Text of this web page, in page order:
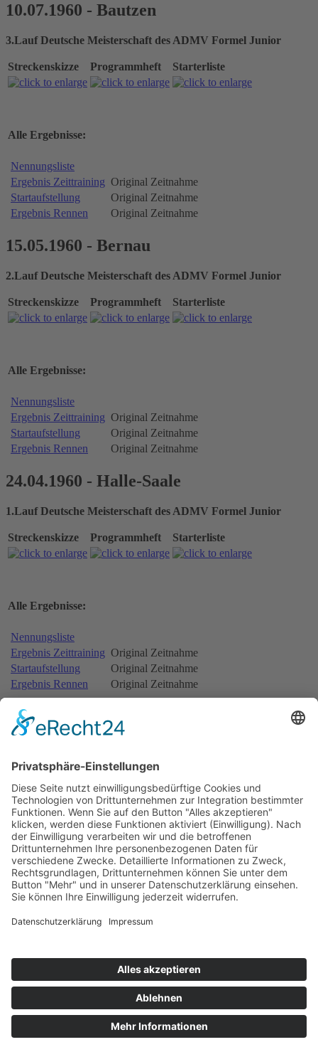
10.07.1960 - Bautzen
3.Lauf Deutsche Meisterschaft des ADMV Formel Junior
Streckenskizze Programmheft Starterliste
Alle Ergebnisse:
Nennungsliste
Ergebnis Zeittraining Original Zeitnahme
Startaufstellung
Original Zeitnahme
Ergebnis Rennen
Original Zeitnahme
15.05.1960 - Bernau
2.Lauf Deutsche Meisterschaft des ADMV Formel Junior
Streckenskizze Programmheft Starterliste
Alle Ergebnisse:
Nennungsliste
Ergebnis Zeittraining Original Zeitnahme
Startaufstellung
Original Zeitnahme
Ergebnis Rennen
Original Zeitnahme
24.04.1960 - Halle-Saale
1.Lauf Deutsche Meisterschaft des ADMV Formel Junior
Streckenskizze Programmheft Starterliste
Alle Ergebnisse:
Nennungsliste
Ergebnis Zeittraining Original Zeitnahme
Startaufstellung
Original Zeitnahme
Ergebnis Rennen
Original Zeitnahme
Weitere Beiträge …
02.10.1960 - Nürburgring
1
2
3
4
5
Impressum
Jahrbuch
Cookie-Einstellungen